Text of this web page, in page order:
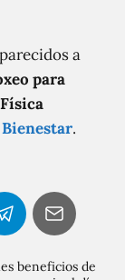
a
para
.
beneficios de